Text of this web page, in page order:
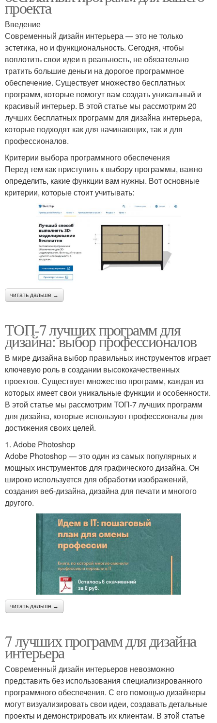
проекта
Введение
Современный дизайн интерьера — это не только
эстетика, но и функциональность. Сегодня, чтобы
воплотить свои идеи в реальность, не обязательно
тратить большие деньги на дорогое программное
обеспечение. Существует множество бесплатных
программ, которые помогут вам создать уникальный и
красивый интерьер. В этой статье мы рассмотрим 20
лучших бесплатных программ для дизайна интерьера,
которые подходят как для начинающих, так и для
профессионалов.
Критерии выбора программного обеспечения
Перед тем как приступить к выбору программы, важно
определить, какие функции вам нужны. Вот основные
критерии, которые стоит учитывать:
читать дальше →
ТОП-7 лучших программ для
дизайна: выбор профессионалов
В мире дизайна выбор правильных инструментов играет
ключевую роль в создании высококачественных
проектов. Существует множество программ, каждая из
которых имеет свои уникальные функции и особенности.
В этой статье мы рассмотрим ТОП-7 лучших программ
для дизайна, которые используют профессионалы для
достижения своих целей.
1. Adobe Photoshop
Adobe Photoshop — это один из самых популярных и
мощных инструментов для графического дизайна. Он
широко используется для обработки изображений,
создания веб-дизайна, дизайна для печати и многого
другого.
читать дальше →
7 лучших программ для дизайна
интерьера
Современный дизайн интерьеров невозможно
представить без использования специализированного
программного обеспечения. С его помощью дизайнеры
могут визуализировать свои идеи, создавать детальные
проекты и демонстрировать их клиентам. В этой статье